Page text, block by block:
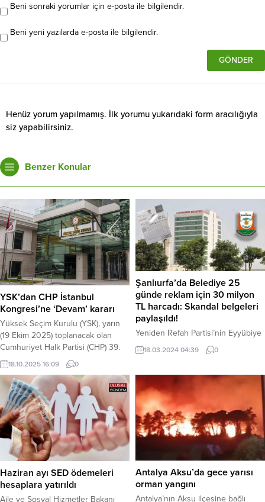
Beni sonraki yorumlar için e-posta ile bilgilendir.
Beni yeni yazılarda e-posta ile bilgilendir.
Henüz yorum yapılmamış. İlk yorumu yukarıdaki form aracılığıyla
siz yapabilirsiniz.
Benzer Konular
YSK’dan CHP İstanbul
Kongresi’ne ‘Devam’ kararı
Yüksek Seçim Kurulu (YSK), yarın
(19 Ekim 2025) toplanacak olan
Cumhuriyet Halk Partisi (CHP) 39.
İstanbul Olağan İl Kongresi ile ilgili
kritik bir karar aldı. YSK, kongreye
devam edilmesine ilişkin kısa
kararını yazdı. Haber Merkezi –
Karar, kongredeki seçim iş ve
işlemlerini yürütecek olan
Bahçelievler 1. İlçe Seçim Kurulu
Başkanlığı’na...
18.10.2025 16:09 0
Şanlıurfa’da Belediye 25
günde reklam için 30 milyon
TL harcadı: Skandal belgeleri
paylaşıldı!
Yeniden Refah Partisi’nin Eyyübiye
Belediye Meclis Üyesi Adayı Bilal
Tekatlı, Şanlıurfa Büyükşehir
‘reklam’ adı altında 30 milyon TL’lik
harcama yaptığına dair belgeleri
sosyal medya hesabından paylaştı.
Paylaşılan faturalara göre belediye,
NTV, A Haber, Haber Global, TV
Net, Beyaz TV, Hürriyet ve Milliyet
gibi medya kuruluşlarına
milyonlarca...
18.03.2024 04:39 0
Haziran ayı SED ödemeleri
hesaplara yatırıldı
Aile ve Sosyal Hizmetler Bakanı
Antalya Aksu’da gece yarısı
orman yangını
Antalya’nın Aksu ilçesine bağlı